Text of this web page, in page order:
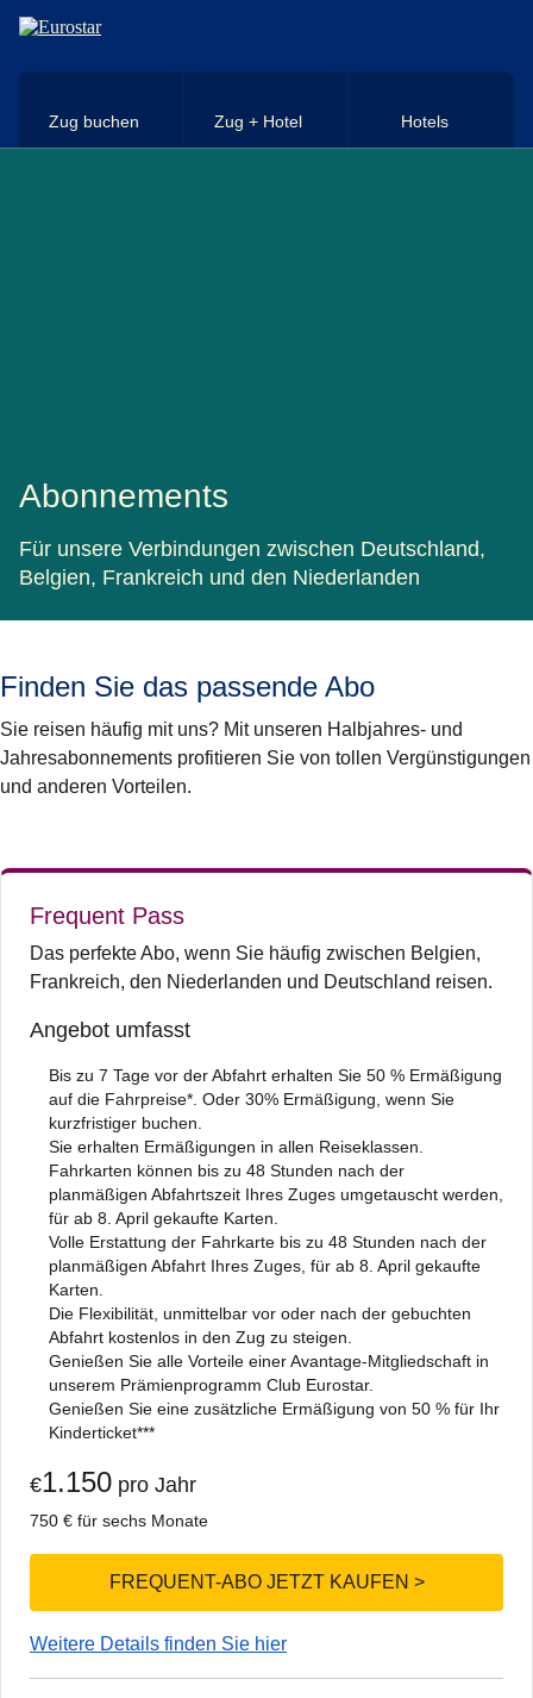
Direkt zum Hauptinhalt
Zug buchen Zug + Hotel Hotels
Abonnements
Für unsere Verbindungen zwischen Deutschland,
Belgien, Frankreich und den Niederlanden
Finden Sie das passende Abo
Sie reisen häufig mit uns? Mit unseren Halbjahres- und
Jahresabonnements profitieren Sie von tollen Vergünstigungen
und anderen Vorteilen.
Frequent Pass
Das perfekte Abo, wenn Sie häufig zwischen Belgien,
Frankreich, den Niederlanden und Deutschland reisen.
Angebot umfasst
Bis zu 7 Tage vor der Abfahrt erhalten Sie 50 % Ermäßigung
auf die Fahrpreise*. Oder 30% Ermäßigung, wenn Sie
kurzfristiger buchen.
Sie erhalten Ermäßigungen in allen Reiseklassen.
Fahrkarten können bis zu 48 Stunden nach der
planmäßigen Abfahrtszeit Ihres Zuges umgetauscht werden,
für ab 8. April gekaufte Karten.
Volle Erstattung der Fahrkarte bis zu 48 Stunden nach der
planmäßigen Abfahrt Ihres Zuges, für ab 8. April gekaufte
Karten.
Die Flexibilität, unmittelbar vor oder nach der gebuchten
Abfahrt kostenlos in den Zug zu steigen.
Genießen Sie alle Vorteile einer Avantage-Mitgliedschaft in
unserem Prämienprogramm Club Eurostar.
Genießen Sie eine zusätzliche Ermäßigung von 50 % für Ihr
Kinderticket***
€1.150 pro Jahr
750 € für sechs Monate
FREQUENT-ABO JETZT KAUFEN >
Weitere Details finden Sie hier